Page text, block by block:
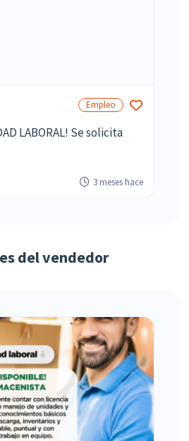
Empleo
LABORAL! Se solicita
3 meses hace
del vendedor